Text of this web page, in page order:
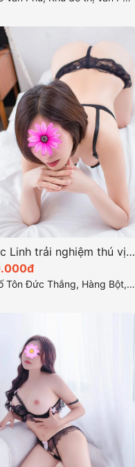
Ngọc Linh trải nghiệm thú vị và đầy mê hoặc tại Hà Nội
Đức Thắng, Hàng Bột, Đống Đa, Hà Nội